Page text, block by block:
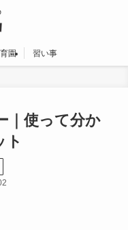
園 習い事
｜使って分か
ト